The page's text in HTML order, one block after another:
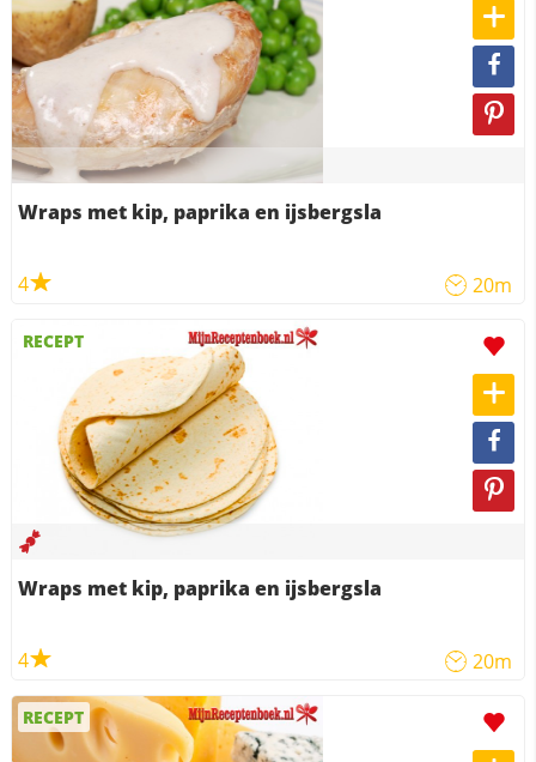
Wraps met kip, paprika en ijsbergsla
4 20m
RECEPT
Wraps met kip, paprika en ijsbergsla
4 20m
RECEPT